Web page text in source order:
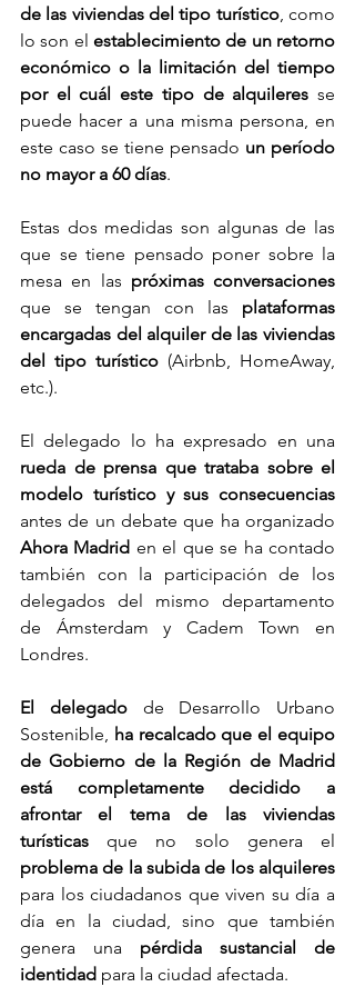
de las viviendas del tipo turístico, como
lo son el establecimiento de un retorno
económico o la limitación del tiempo
por el cuál este tipo de alquileres se
puede hacer a una misma persona, en
este caso se tiene pensado un período
no mayor a 60 días.
Estas dos medidas son algunas de las
que se tiene pensado poner sobre la
mesa en las próximas conversaciones
que se tengan con las plataformas
encargadas del alquiler de las viviendas
del tipo turístico (Airbnb, HomeAway,
etc.).
rueda de prensa que trataba sobre el
modelo turístico y sus consecuencias
Ahora Madrid en el que se ha contado
también con la participación de los
delegados del mismo departamento
de Ámsterdam y Cadem Town en
Londres.
El delegado de Desarrollo Urbano
Sostenible, ha recalcado que el equipo
de Gobierno de la Región de Madrid
está completamente decidido a
afrontar el tema de las viviendas
turísticas que no solo genera el
problema de la subida de los alquileres
para los ciudadanos que viven su día a
día en la ciudad, sino que también
genera una pérdida sustancial de
identidad para la ciudad afectada.